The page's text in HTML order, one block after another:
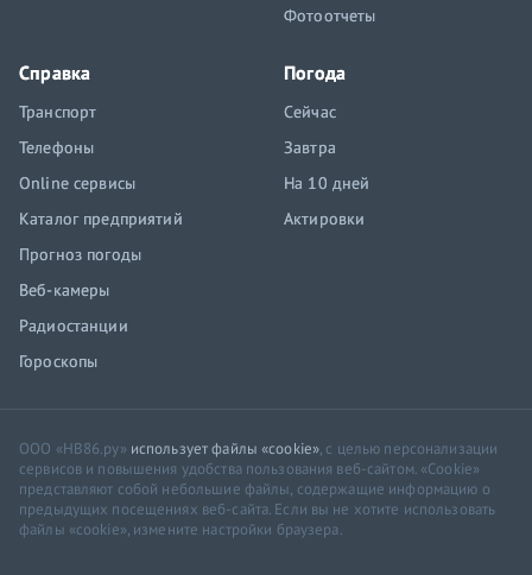
Фотоотчеты
Справка
Транспорт
Телефоны
Online сервисы
Каталог предприятий
Прогноз погоды
Веб-камеры
Радиостанции
Гороскопы
Погода
Сейчас
Завтра
На 10 дней
Актировки
ООО «НВ86.ру» использует файлы «cookie», с целью персонализации
сервисов и повышения удобства пользования веб-сайтом. «Cookie»
представляют собой небольшие файлы, содержащие информацию о
предыдущих посещениях веб-сайта. Если вы не хотите использовать
файлы «cookie», измените настройки браузера.